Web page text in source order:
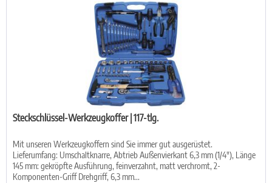
Steckschlüssel-Werkzeugkoffer | 117-tlg.
Mit unseren Werkzeugkoffern sind Sie immer gut ausgerüstet.
Lieferumfang: Umschaltknarre, Abtrieb Außenvierkant 6,3 mm (1/4"), Länge
145 mm: gekröpfte Ausführung, feinverzahnt, matt verchromt, 2-
Komponenten-Griff Drehgriff, 6,3 mm...